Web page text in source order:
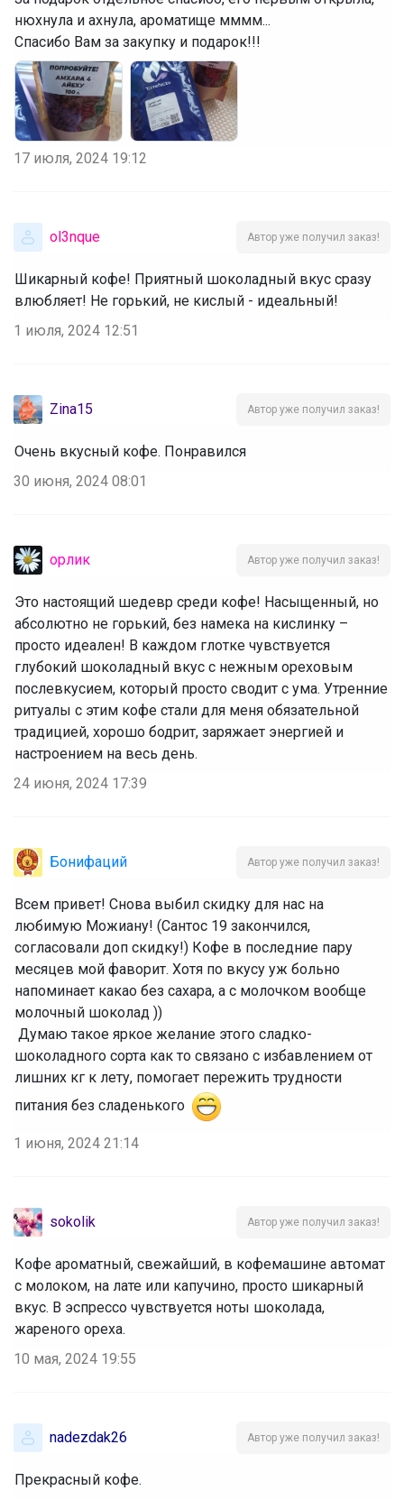
нюхнула и ахнула, ароматище мммм...
Спасибо Вам за закупку и подарок!!!
17 июля, 2024 19:12
ol3nque Автор уже получил заказ!
Шикарный кофе! Приятный шоколадный вкус сразу
влюбляет! Не горький, не кислый - идеальный!
1 июля, 2024 12:51
Zina15 Автор уже получил заказ!
Очень вкусный кофе. Понравился
30 июня, 2024 08:01
орлик Автор уже получил заказ!
Это настоящий шедевр среди кофе! Насыщенный, но
абсолютно не горький, без намека на кислинку –
просто идеален! В каждом глотке чувствуется
глубокий шоколадный вкус с нежным ореховым
послевкусием, который просто сводит с ума. Утренние
ритуалы с этим кофе стали для меня обязательной
традицией, хорошо бодрит, заряжает энергией и
настроением на весь день.
24 июня, 2024 17:39
Бонифаций Автор уже получил заказ!
Всем привет! Снова выбил скидку для нас на
любимую Можиану! (Сантос 19 закончился,
согласовали доп скидку!) Кофе в последние пару
месяцев мой фаворит. Хотя по вкусу уж больно
напоминает какао без сахара, а с молочком вообще
молочный шоколад ))
‌ Думаю такое яркое желание этого сладко-
шоколадного сорта как то связано с избавлением от
лишних кг к лету, помогает пережить трудности
питания без сладенького
1 июня, 2024 21:14
sokolik Автор уже получил заказ!
Кофе ароматный, свежайший, в кофемашине автомат
с молоком, на лате или капучино, просто шикарный
вкус. В эспрессо чувствуется ноты шоколада,
жареного ореха.
10 мая, 2024 19:55
nadezdak26 Автор уже получил заказ!
Прекрасный кофе.